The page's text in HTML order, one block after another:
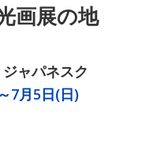
画展の地
ャパネスク
7月5日(日)